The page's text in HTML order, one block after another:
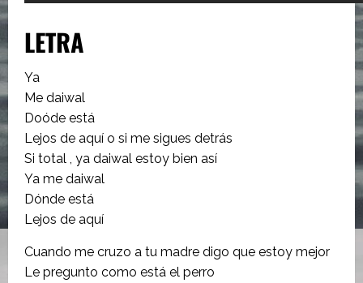
LETRA
Ya
Me daiwal
Doóde está
Lejos de aquí o si me sigues detrás
Si total , ya daiwal estoy bien así
Ya me daiwal
Dónde está
Lejos de aquí
Cuando me cruzo a tu madre digo que estoy mejor
Le pregunto como está el perro